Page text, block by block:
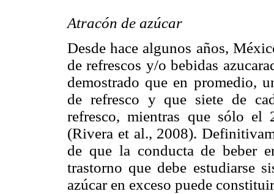
Atracón de azúcar
Desde hace algunos años,
de refrescos y/o bebidas
demostrado que en promedio,
de refresco y que siete de
refresco, mientras que sólo el
(Rivera et al., 2008).
de que la conducta de beber
trastorno que debe estudiarse
azúcar en exceso puede